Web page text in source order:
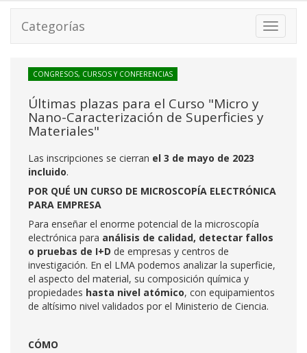
Toggle
Categorías
CONGRESOS, CURSOS Y CONFERENCIAS
Últimas plazas para el Curso "Micro y
Nano-Caracterización de Superficies y
Materiales"
Las inscripciones se cierran el 3 de mayo de 2023
incluido.
POR QUÉ UN CURSO DE MICROSCOPÍA ELECTRÓNICA
PARA EMPRESA
Para enseñar el enorme potencial de la microscopía
electrónica para análisis de calidad, detectar fallos
o pruebas de I+D de empresas y centros de
investigación. En el LMA podemos analizar la superficie,
el aspecto del material, su composición química y
propiedades hasta nivel atómico, con equipamientos
de altísimo nivel validados por el Ministerio de Ciencia.
CÓMO